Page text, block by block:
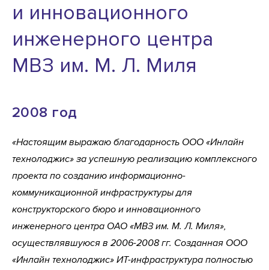
и инновационного
инженерного центра
МВЗ им. М. Л. Миля
2008 год
«Настоящим выражаю благодарность ООО «Инлайн
технолоджис» за успешную реализацию комплексного
проекта по созданию информационно-
коммуникационной инфраструктуры для
конструкторского бюро и инновационного
инженерного центра ОАО «МВЗ им. М. Л. Миля»,
осуществлявшуюся в 2006-2008 гг. Созданная ООО
«Инлайн технолоджис» ИТ-инфраструктура полностью